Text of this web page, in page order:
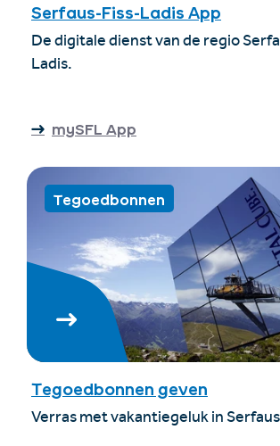
Serfaus-Fiss-Ladis App
De digitale dienst van de regio
Ladis.
mySFL App
Tegoedbonnen
Tegoedbonnen geven
Verras met vakantiegeluk in